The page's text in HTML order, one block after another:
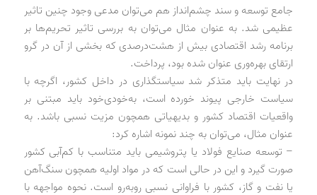
جامع توسعه و سند چشم‌انداز هم می‌توان مدعی وجود چنین تاثیر
عظیمی شد. به عنوان مثال می‌توان به بررسی تاثیر تحریم‌ها بر
برنامه رشد اقتصادی بیش از هشت‌درصدی که بخشی از آن در گرو
ارتقای بهره‌وری عنوان شده بود، پرداخت.
در نهایت باید متذکر شد سیاستگذاری در داخل کشور، اگرچه با
سیاست خارجی پیوند خورده است، به‌خودی‌خود باید مبتنی بر
واقعیات اقتصاد کشور و بدیهیاتی همچون مزیت نسبی باشد. به
عنوان مثال، می‌توان به چند نمونه اشاره کرد:
– توسعه صنایع فولاد یا پتروشیمی باید متناسب با کم‌آبی کشور
صورت گیرد و این در حالی است که در مواد اولیه همچون سنگ‌آهن
یا نفت و گاز، کشور با فراوانی نسبی روبه‌رو است. نحوه مواجهه با